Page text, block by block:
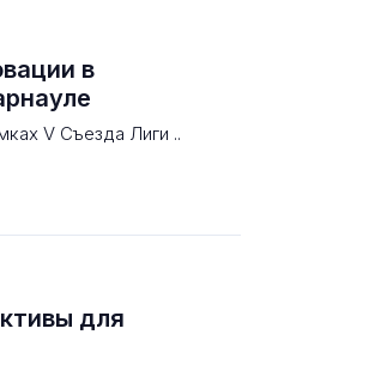
в
V Съезда Лиги ..
для